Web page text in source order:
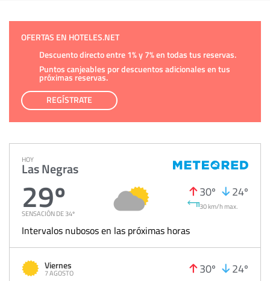
OFERTAS EN HOTELES.NET
Descuento directo entre 1% y 7% en todas tus reservas.
Puntos canjeables por descuentos adicionales en tus
próximas reservas.
REGÍSTRATE
HOY
Las Negras
29º
SENSACIÓN DE 34º
30º 24º
30 km/h max.
Intervalos nubosos en las próximas horas
Viernes
7 AGOSTO 30º 24º